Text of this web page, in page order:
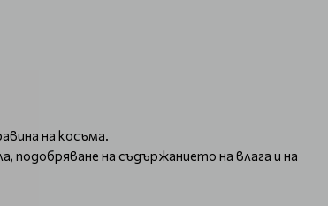
на косъма.
подобряване на съдържанието на влага и на